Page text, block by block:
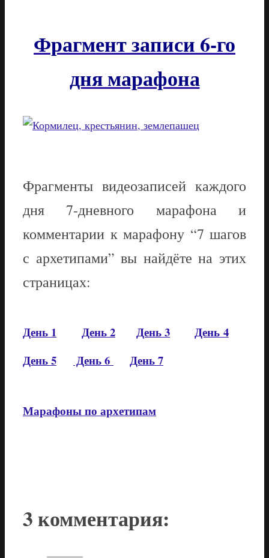
Фрагмент записи 6-го
дня марафона
Фрагменты видеозаписей каждого
дня 7-дневного марафона и
комментарии к марафону “7 шагов
с архетипами” вы найдёте на этих
страницах:
День 1 День 2 День 3
День 4
День 5
День 6 День 7
Марафоны по архетипам
3 комментария: